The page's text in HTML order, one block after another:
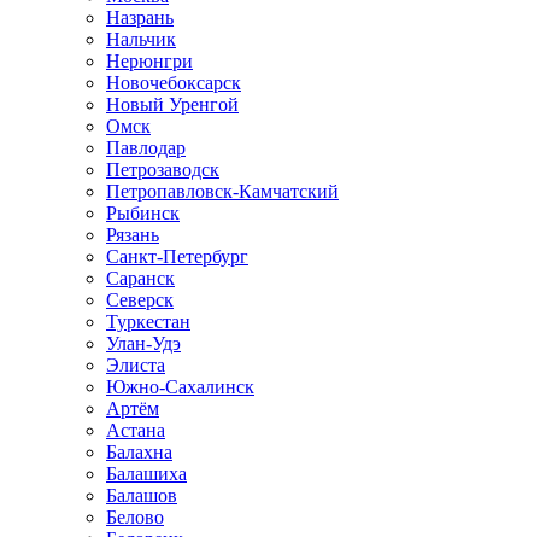
Назрань
Нальчик
Нерюнгри
Новочебоксарск
Новый Уренгой
Омск
Павлодар
Петрозаводск
Петропавловск-Камчатский
Рыбинск
Рязань
Санкт-Петербург
Саранск
Северск
Туркестан
Улан-Удэ
Элиста
Южно-Сахалинск
Артём
Астана
Балахна
Балашиха
Балашов
Белово